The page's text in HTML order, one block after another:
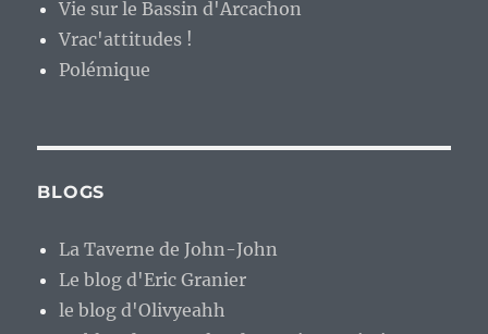
Vie sur le Bassin d'Arcachon
Vrac'attitudes !
Polémique
BLOGS
La Taverne de John-John
Le blog d'Eric Granier
le blog d'Olivyeahh